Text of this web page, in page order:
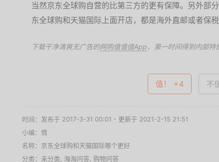
当然京东全球购自营的比第三方的更有保障。另外部
东全球购和天猫国际上面开店，都是海外直邮或者保
下载干净清爽无广告的网购值值值App ，第一时间得到内部特
值！ +4 不
时间：发布于 2017-3-31 00:01 - 更新于 2021-2-15 21:51
小编：倩
名称： 京东全球购和天猫国际哪个更好
分类：未分类, 海淘问答 购物问答